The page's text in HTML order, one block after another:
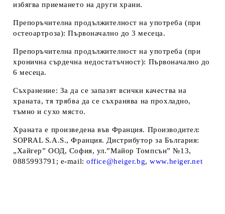
избягва приемането на други храни.
Препоръчителна продължителност на употреба (при
остеоартроза): Първоначално до 3 месеца.
Препоръчителна продължителност на употреба (при
хронична сърдечна недостатъчност): Първоначално до
6 месеца.
Съхранение: За да се запазят всички качества на
храната, тя трябва да се съхранява на прохладно,
тъмно и сухо място.
Храната е произведена във Франция. Производител:
SOPRAL S.A.S., Франция. Дистрибутор за България:
„Хайгер” ООД, София, ул.”Майор Томпсън” №13,
0885993791; e-mail:office@heiger.bg,www.heiger.net